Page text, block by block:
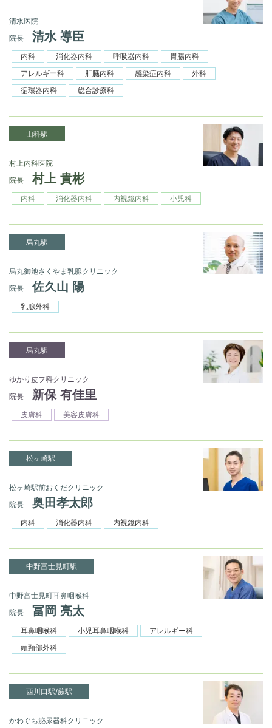
清水医院
院長
清水 導臣
内科 消化器内科 呼吸器内科
胃腸内科
アレルギー科
肝臓内科 感染症内科
外科
循環器内科
総合診療科
山科駅
村上内科医院
院長
村上 貴彬
内科 消化器内科 内視鏡内科 小児科
烏丸駅
烏丸御池さくやま乳腺クリニック
院長
佐久山 陽
乳腺外科
烏丸駅
ゆかり皮フ科クリニック
院長
新保 有佳里
皮膚科 美容皮膚科
松ヶ崎駅
松ヶ崎駅前おくだクリニック
院長
奥田孝太郎
内科 消化器内科 内視鏡内科
中野富士見町駅
中野富士見町耳鼻咽喉科
院長
冨岡 亮太
耳鼻咽喉科 小児耳鼻咽喉科
アレルギー科
頭頸部外科
西川口駅/蕨駅
かわぐち泌尿器科クリニック